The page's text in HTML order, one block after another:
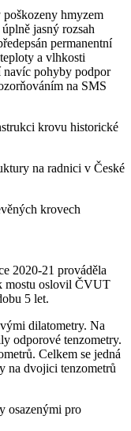
hmyzem
jasný rozsah
permanentní
a vlhkosti
pohyby podpor
na SMS
2020-21 prováděla
mostu oslovil ČVUT
5 let.
dilatometry. Na
odporové tenzometry.
Celkem se jedná
na dvojici tenzometrů